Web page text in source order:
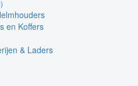
en Koffers
& Laders